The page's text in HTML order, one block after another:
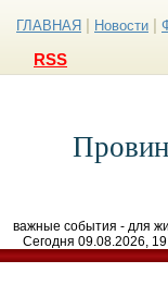
ГЛАВНАЯ Новости
RSS
важные события - для
Сегодня 09.08.2026,